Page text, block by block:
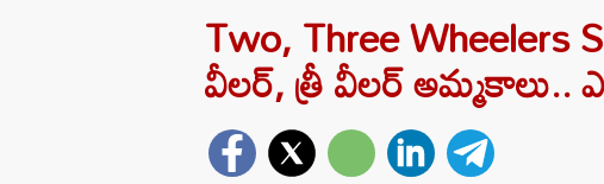
Two, Three
వీలర్, త్రీ వీలర్